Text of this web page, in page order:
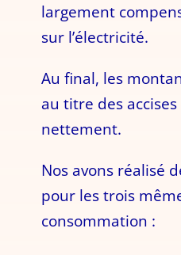
largement
sur l’électricité.
Au final, les
au titre des
nettement.
Nos avons réalisé
pour les trois
consommation :